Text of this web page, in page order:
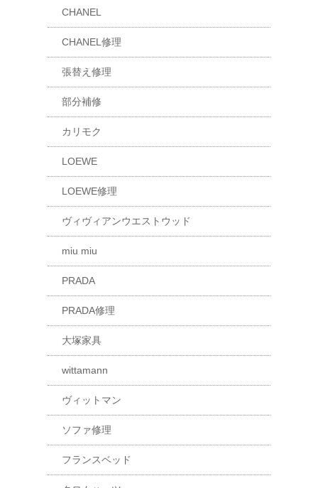
CHANEL
CHANEL修理
張替え修理
部分補修
カリモク
LOEWE
LOEWE修理
ヴィヴィアンウエストウッド
miu miu
PRADA
PRADA修理
大塚家具
wittamann
ヴィットマン
ソファ修理
フランスベッド